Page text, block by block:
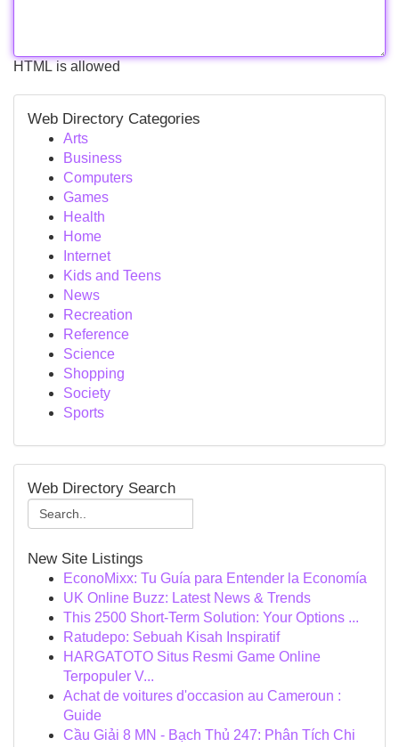
HTML is allowed
Web Directory Categories
Arts
Business
Computers
Games
Health
Home
Internet
Kids and Teens
News
Recreation
Reference
Science
Shopping
Society
Sports
Web Directory Search
New Site Listings
EconoMixx: Tu Guía para Entender la Economía
UK Online Buzz: Latest News & Trends
This 2500 Short-Term Solution: Your Options ...
Ratudepo: Sebuah Kisah Inspiratif
HARGATOTO Situs Resmi Game Online
Terpopuler V...
Achat de voitures d'occasion au Cameroun :
Guide
Cầu Giải 8 MN - Bạch Thủ 247: Phân Tích Chi